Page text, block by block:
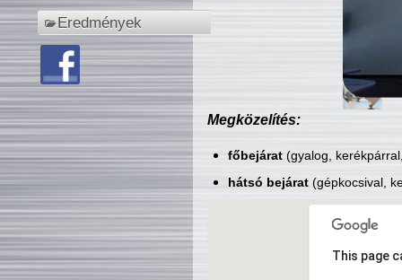
Eredmények
Megközelítés:
főbejárat(gyalog,
hátsó bejárat(gépkocsival,
This page